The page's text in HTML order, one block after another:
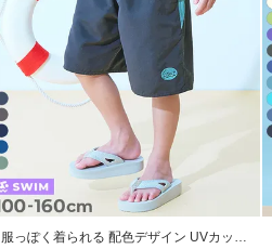
服っぽく着られる 配色デザイン UVカット